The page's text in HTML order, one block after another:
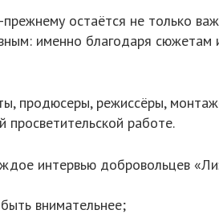
остаётся не только
именно благодаря
продюсеры, режиссёры,
работе.
интервью добровольцев
внимательнее;